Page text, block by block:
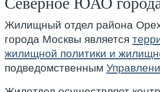
Жилищный отдел района
города Москвы является
жилищной политики и
подведомственным